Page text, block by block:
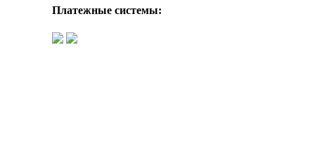
Платежные системы: